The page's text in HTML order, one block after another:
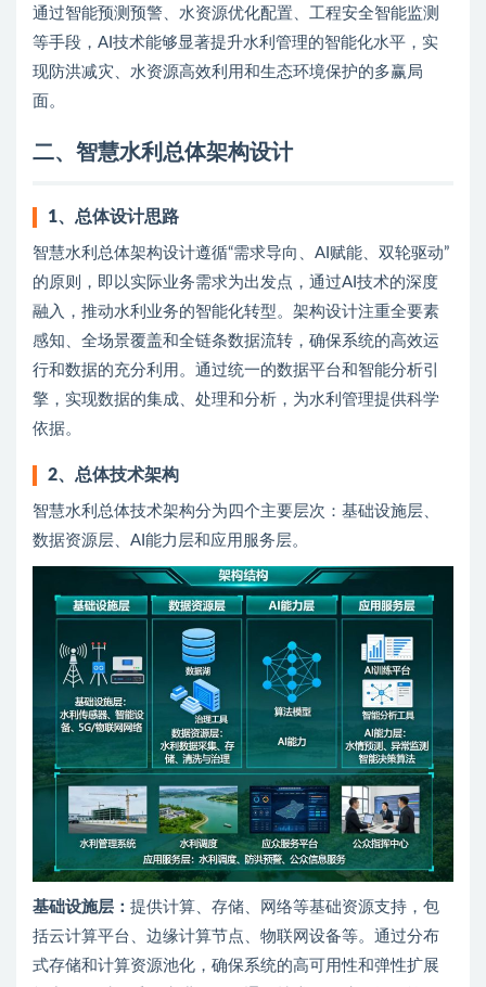
通过智能预测预警、水资源优化配置、工程安全智能监测
等手段，AI技术能够显著提升水利管理的智能化水平，实
现防洪减灾、水资源高效利用和生态环境保护的多赢局
面。
二、智慧水利总体架构设计
1、 总体设计思路
智慧水利总体架构设计遵循“需求导向、AI赋能、双轮驱动”
的原则，即以实际业务需求为出发点，通过AI技术的深度
融入，推动水利业务的智能化转型。架构设计注重全要素
感知、全场景覆盖和全链条数据流转，确保系统的高效运
行和数据的充分利用。通过统一的数据平台和智能分析引
擎，实现数据的集成、处理和分析，为水利管理提供科学
依据。
2、 总体技术架构
智慧水利总体技术架构分为四个主要层次：基础设施层、
数据资源层、AI能力层和应用服务层。
基础设施层： 提供计算、存储、网络等基础资源支持，包
括云计算平台、边缘计算节点、物联网设备等。通过分布
式存储和计算资源池化，确保系统的高可用性和弹性扩展